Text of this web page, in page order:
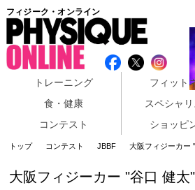
フィジーク・オンライン
トレーニング
フィット
食・健康
スペシャリ
コンテスト
ショッピ
トップ コンテスト JBBF 大阪フィジーカー
大阪フィジーカー "谷口 健